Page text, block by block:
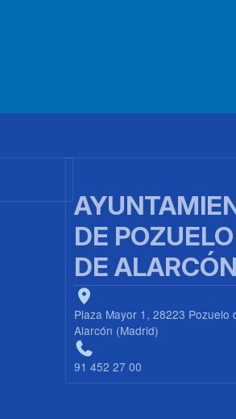
DE POZUELO
DE ALARCÓN
Plaza Mayor 1, 28223 Pozuelo
Alarcón (Madrid)
91 452 27 00